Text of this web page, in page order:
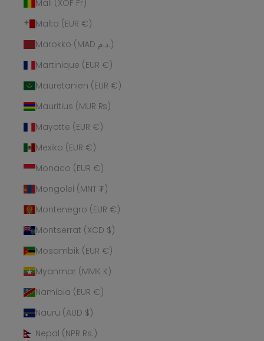
Mali (XOF Fr)
Malta (EUR €)
Marokko (MAD د.م.)
Martinique (EUR €)
Mauretanien (EUR €)
Mauritius (MUR ₨)
Mayotte (EUR €)
Mexiko (EUR €)
Monaco (EUR €)
Mongolei (MNT ₮)
Montenegro (EUR €)
Montserrat (XCD $)
Mosambik (EUR €)
Myanmar (MMK K)
Namibia (EUR €)
Nauru (AUD $)
Nepal (NPR Rs.)